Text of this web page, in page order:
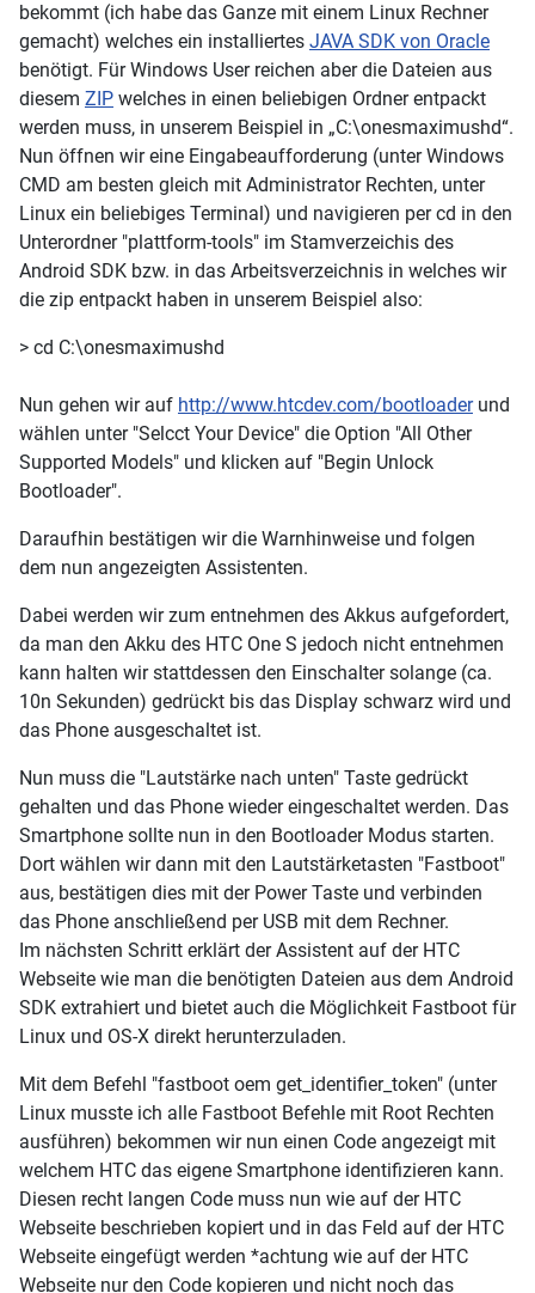
bekommt (ich habe das Ganze mit einem Linux Rechner
gemacht) welches ein installiertes JAVA SDK von Oracle
benötigt. Für Windows User reichen aber die Dateien aus
diesem ZIP welches in einen beliebigen Ordner entpackt
werden muss, in unserem Beispiel in „C:\onesmaximushd“.
Nun öffnen wir eine Eingabeaufforderung (unter Windows
CMD am besten gleich mit Administrator Rechten, unter
Linux ein beliebiges Terminal) und navigieren per cd in den
Unterordner "plattform-tools" im Stamverzeichis des
Android SDK bzw. in das Arbeitsverzeichnis in welches wir
die zip entpackt haben in unserem Beispiel also:
> cd C:\onesmaximushd
Nun gehen wir auf http://www.htcdev.com/bootloaderund
wählen unter "Selcct Your Device" die Option "All Other
Supported Models" und klicken auf "Begin Unlock
Bootloader".
Daraufhin bestätigen wir die Warnhinweise und folgen
dem nun angezeigten Assistenten.
Dabei werden wir zum entnehmen des Akkus aufgefordert,
da man den Akku des HTC One S jedoch nicht entnehmen
kann halten wir stattdessen den Einschalter solange (ca.
10n Sekunden) gedrückt bis das Display schwarz wird und
das Phone ausgeschaltet ist.
Nun muss die "Lautstärke nach unten" Taste gedrückt
gehalten und das Phone wieder eingeschaltet werden. Das
Smartphone sollte nun in den Bootloader Modus starten.
Dort wählen wir dann mit den Lautstärketasten "Fastboot"
aus, bestätigen dies mit der Power Taste und verbinden
das Phone anschließend per USB mit dem Rechner.
Im nächsten Schritt erklärt der Assistent auf der HTC
Webseite wie man die benötigten Dateien aus dem Android
SDK extrahiert und bietet auch die Möglichkeit Fastboot für
Linux und OS-X direkt herunterzuladen.
Mit dem Befehl "fastboot oem get_identifier_token" (unter
Linux musste ich alle Fastboot Befehle mit Root Rechten
ausführen) bekommen wir nun einen Code angezeigt mit
welchem HTC das eigene Smartphone identifizieren kann.
Diesen recht langen Code muss nun wie auf der HTC
Webseite beschrieben kopiert und in das Feld auf der HTC
Webseite eingefügt werden *achtung wie auf der HTC
Webseite nur den Code kopieren und nicht noch das